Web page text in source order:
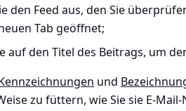
den Feed aus, den Sie
Tab geöffnet;
auf den Titel des Beitrags, um
und
zu füttern, wie Sie sie E-